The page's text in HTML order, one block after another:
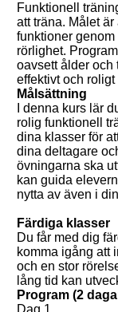
Funktionell
att träna. Målet
funktioner
rörlighet.
oavsett ålder och
effektivt och roligt
Målsättning
I denna kurs lär
rolig funktionell
dina klasser för
dina deltagare
övningarna ska
kan guida
nytta av även i
Färdiga klasser
Du får med dig
komma igång att
och en stor
lång tid kan
Program (2